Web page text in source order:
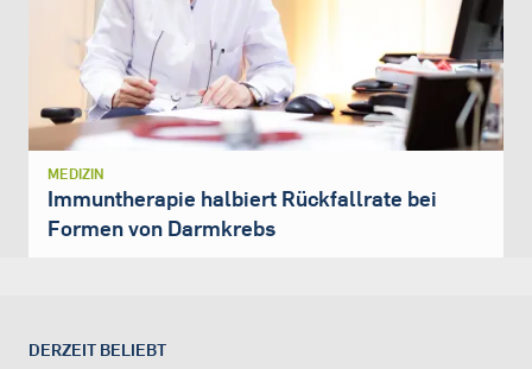
MEDIZIN
Immuntherapie halbiert Rückfallrate bei
Formen von Darmkrebs
DERZEIT BELIEBT